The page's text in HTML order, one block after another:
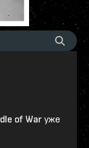
of War уже